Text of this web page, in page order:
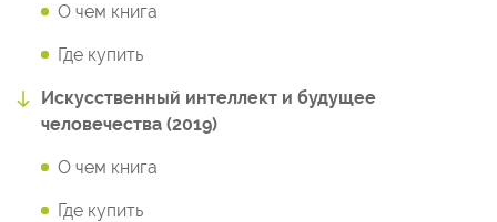
О чем книга
Где купить
Искусственный интеллект и будущее
человечества (2019)
О чем книга
Где купить